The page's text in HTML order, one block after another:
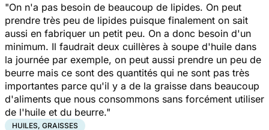
"On n'a pas besoin de beaucoup de lipides. On peut
prendre très peu de lipides puisque finalement on sait
aussi en fabriquer un petit peu. On a donc besoin d'un
minimum. Il faudrait deux cuillères à soupe d'huile dans
la journée par exemple, on peut aussi prendre un peu de
beurre mais ce sont des quantités qui ne sont pas très
importantes parce qu'il y a de la graisse dans beaucoup
d'aliments que nous consommons sans forcément utiliser
de l'huile et du beurre."
HUILES, GRAISSES